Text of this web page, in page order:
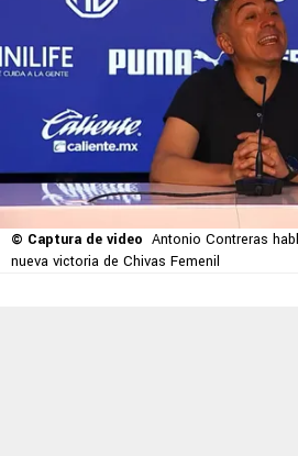
© Captura de video Antonio Contreras
nueva victoria de Chivas Femenil